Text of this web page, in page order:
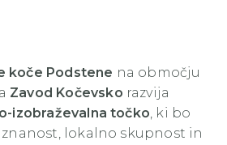
koče Podstene na območju
Zavod Kočevsko razvija
izobraževalna točko, ki bo
znanost, lokalno skupnost in